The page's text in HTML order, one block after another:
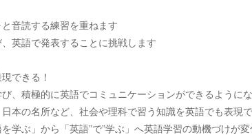
音読する練習を重ねます
英語で発表することに挑戦します
できる！
、積極的に英語でコミュニケーションができるように
本の名所など、社会や理科で習う知識を英語でも表現
学ぶ」から「英語”で”学ぶ」へ英語学習の動機づけが